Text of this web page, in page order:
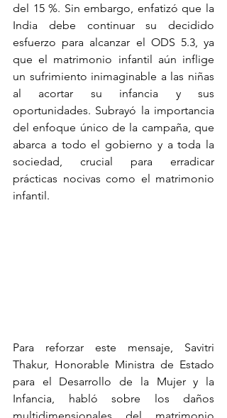
del 15 %. Sin embargo, enfatizó que la
India debe continuar su decidido
esfuerzo para alcanzar el ODS 5.3, ya
que el matrimonio infantil aún inflige
un sufrimiento inimaginable a las niñas
al acortar su infancia y sus
oportunidades. Subrayó la importancia
del enfoque único de la campaña, que
abarca a todo el gobierno y a toda la
sociedad, crucial para erradicar
prácticas nocivas como el matrimonio
infantil.
Para reforzar este mensaje, Savitri
Thakur, Honorable Ministra de Estado
para el Desarrollo de la Mujer y la
Infancia, habló sobre los daños
multidimensionales del matrimonio